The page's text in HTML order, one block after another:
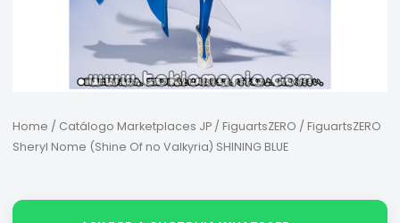
Home / Catálogo Marketplaces JP/ FiguartsZERO / FiguartsZERO
Sheryl Nome (Shine Of no Valkyria) SHINING BLUE